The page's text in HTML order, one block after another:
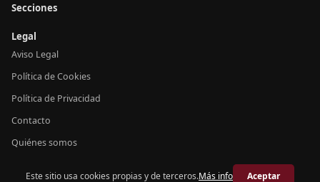
Secciones
Legal
Aviso Legal
Política de Cookies
Política de Privacidad
Contacto
Quiénes somos
Este sitio usa cookies propias y de terceros.Más info Aceptar